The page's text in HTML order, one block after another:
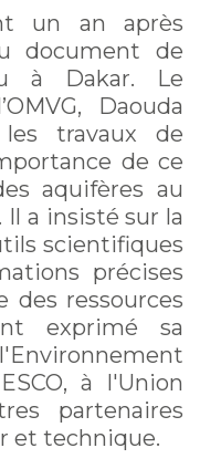
un an après
document de
à Dakar. Le
Daouda
travaux de
de ce
aquifères au
a insisté sur la
scientifiques
précises
des ressources
exprimé sa
à l'Union
partenaires
et technique.